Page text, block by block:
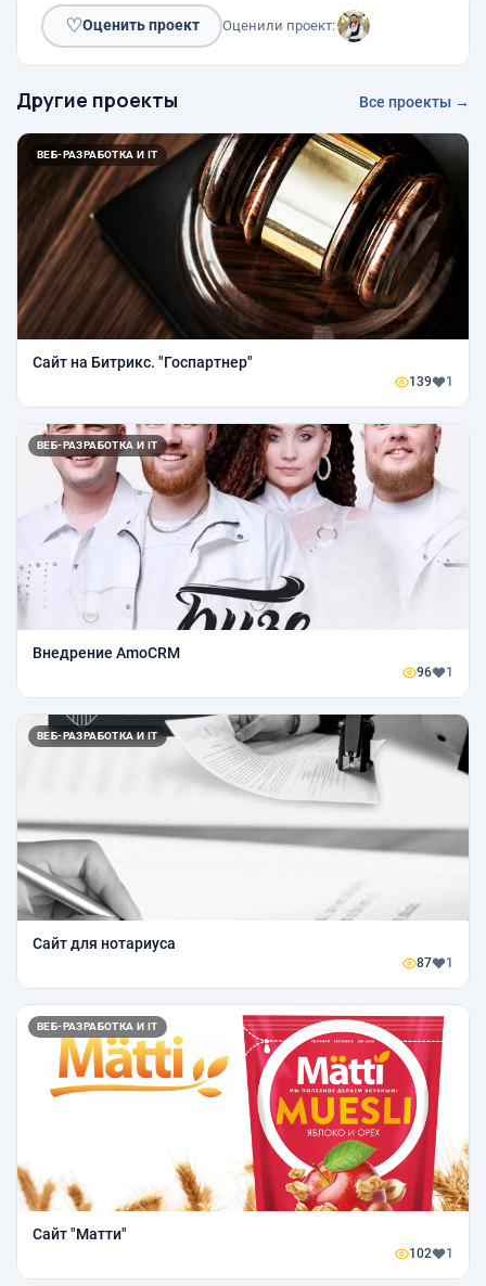
♡Оценить проект Оценили проект:
Другие проекты Все проекты →
ВЕБ-РАЗРАБОТКА И IT
Сайт на Битрикс. "Госпартнер"
139 1
ВЕБ-РАЗРАБОТКА И IT
Внедрение AmoCRM
96 1
ВЕБ-РАЗРАБОТКА И IT
Сайт для нотариуса
87 1
ВЕБ-РАЗРАБОТКА И IT
Сайт "Матти"
102 1